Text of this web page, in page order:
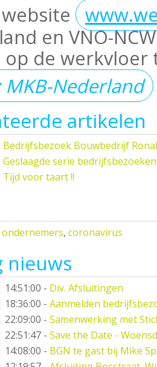
en VNO-
de werkvloer
MKB-Nederland
artikelen
Bedrijfsbezoek Bouwbedrijf
Geslaagde serie bedrijfsbezoeken
Tijd voor taart !!
ondernemers, coronavirus
nieuws
- Div. Afsluitingen
- Aanmelden
- Samenwerking met
- Save the Date -
- BGN te gast bij Mike